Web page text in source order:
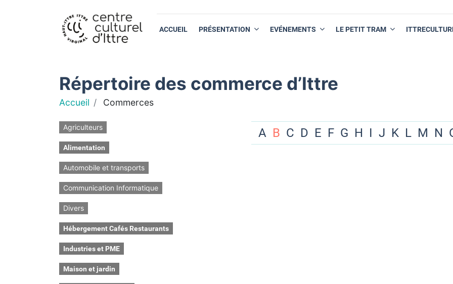
ACCUEIL PRÉSENTATION EVÉNEMENTS LE PETIT TRAM
Répertoire des commerce d’Ittre
Accueil Commerces
Agriculteurs
Alimentation
Automobile et transports
Communication Informatique
Divers
Hébergement Cafés Restaurants
Industries et PME
Maison et jardin
A B C D E F G H I J K L M N